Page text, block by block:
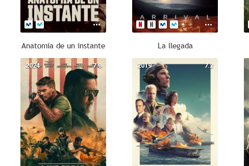
Anatomía de un instante La llegada
7.0
2024 7.2
2019